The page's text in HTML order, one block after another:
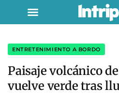
ENTRETENIMIENTO A BORDO
Paisaje volcánico
vuelve verde tras